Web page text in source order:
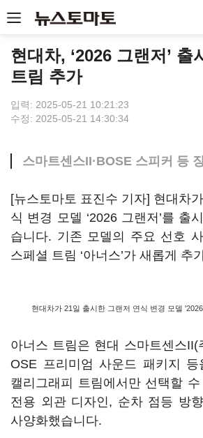
현대차, ‘2026 그랜저’ 출
트림 추가
입력: 2025-05-21 10:21:23
수정: 2025-05-21 14:30:34
스마트센스II·BOSE 스피커 등
[뉴스토마토 표진수 기자] 현대차
식 변경 모델 ‘2026 그랜저’를 출
습니다. 기존 모델의 주요 선호
스페셜 트림 ‘아너스’가 새롭게 추
현대차가 21일 출시한 그랜저 연식 변경 모델
아너스 트림은 현대 스마트센스II(
OSE 프리미엄 사운드 패키지 등
캘리그래피 트림에서만 선택할
전용 외관 디자인, 순차 점등 방
사양화했습니다.